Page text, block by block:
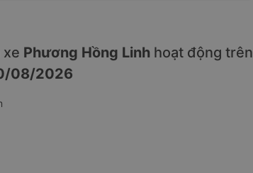
xe Phương Hồng Linh hoạt động trên
08/2026